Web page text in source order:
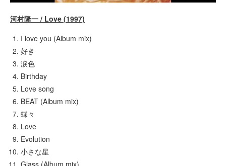
河村隆一 / Love (1997)
I love you (Album mix)
好き
涙色
Birthday
Love song
BEAT (Album mix)
蝶々
Love
Evolution
小さな星
Glass (Album mix)